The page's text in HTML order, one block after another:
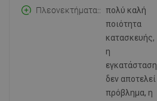
Πλεονεκτήματα:
πολύ καλή
ποιότητα
κατασκευής,
η
εγκατάσταση
δεν αποτελεί
πρόβλημα, η